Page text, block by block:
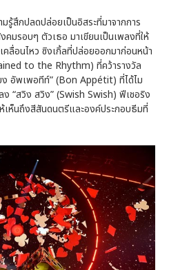
รู้สึกปลดปล่อยเป็นอิสระที่มาจากการ
มรอบๆ ตัวเธอ มาเขียนเป็นเพลงที่ให้
คลื่อนไหว ซิงเกิ้ลที่ปล่อยออกมาก่อนหน้า
to the Rhythm) ที่คว้ารางวัล
อัพเพอทีท์” (Bon Appétit) ที่ได้ไม
“สวิง สวิง” (Swish Swish) ฟีเชอริง
ห็นถึงสีสันดนตรีและองค์ประกอบธีมที่